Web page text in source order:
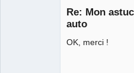
Re: Mon
auto
OK, merci !